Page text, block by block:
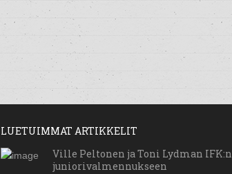
LUETUIMMAT ARTIKKELIT
Ville Peltonen ja Toni Lydman IFK:n
juniorivalmennukseen